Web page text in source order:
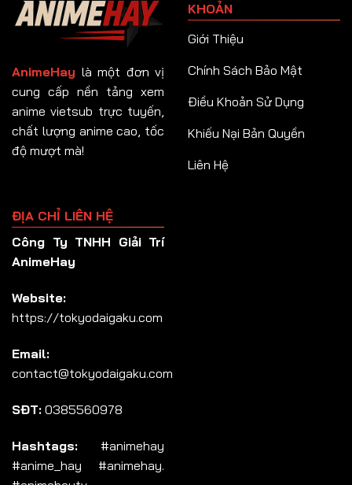
AnimeHay là một đơn vị
cung cấp nền tảng xem
anime vietsub trực tuyến,
chất lượng anime cao, tốc
độ mượt mà!
KHOẢN
Giới Thiệu
Chính Sách Bảo Mật
Điều Khoản Sử Dụng
Khiếu Nại Bản Quyền
Liên Hệ
ĐỊA CHỈ LIÊN HỆ
Công Ty TNHH Giải Trí
AnimeHay
Website:
https://tokyodaigaku.com
Email:
contact@tokyodaigaku.com
SĐT: 0385560978
Hashtags: #animehay
#anime_hay #animehay.